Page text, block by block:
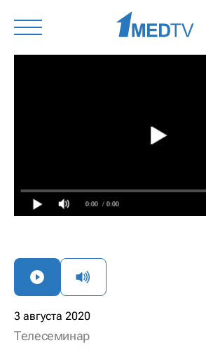
0:00 / 0:00
3 августа 2020
Телесеминар